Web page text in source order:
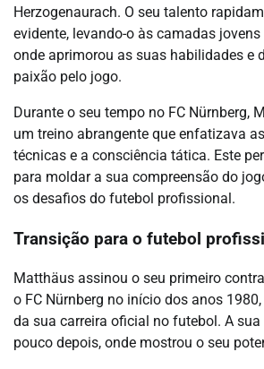
Herzogenaurach. O seu talento
evidente, levando-o às camadas jovens
onde aprimorou as suas habilidades e
paixão pelo jogo.
Durante o seu tempo no FC Nürnberg,
um treino abrangente que enfatizava
técnicas e a consciência tática. Este
para moldar a sua compreensão do
os desafios do futebol profissional.
Transição para o futebol
Matthäus assinou o seu primeiro
o FC Nürnberg no início dos anos
da sua carreira oficial no futebol. A sua
pouco depois, onde mostrou o seu